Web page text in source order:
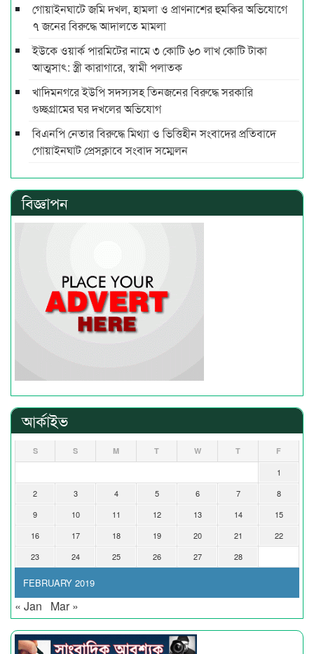
গোয়াইনঘাটে জমি দখল, হামলা ও প্রাণনাশের হুমকির অভিযোগে
৭ জনের বিরুদ্ধে আদালতে মামলা
ইউকে ওয়ার্ক পারমিটের নামে ৩ কোটি ৬০ লাখ কোটি টাকা
আত্মসাৎ: স্ত্রী কারাগারে, স্বামী পলাতক
খাদিমনগরে ইউপি সদস্যসহ তিনজনের বিরুদ্ধে সরকারি
গুচ্ছগ্রামের ঘর দখলের অভিযোগ
বিএনপি নেতার বিরুদ্ধে মিথ্যা ও ভিত্তিহীন সংবাদের প্রতিবাদে
গোয়াইনঘাট প্রেসক্লাবে সংবাদ সম্মেলন
বিজ্ঞাপন
আর্কাইভ
FEBRUARY 2019
S S M T W T F
1
2
3 4 5 6 7
8
9
10 11 12 13 14
15
16
17 18 19 20 21
22
23
24 25 26 27 28
« Jan Mar »